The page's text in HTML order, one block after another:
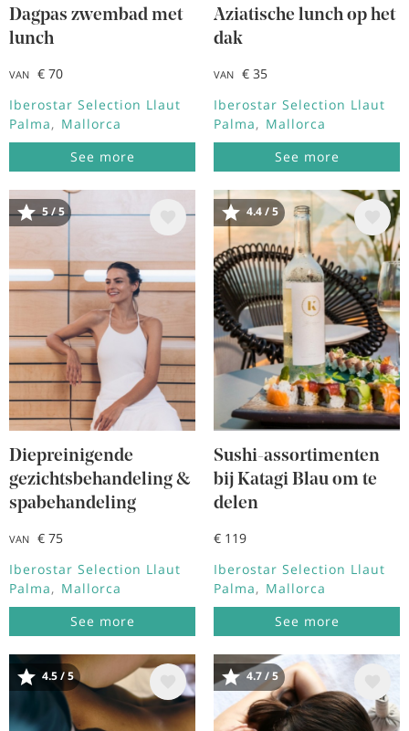
Dagpas zwembad met
lunch
VAN
€ 70
Iberostar Selection Llaut
Palma
Mallorca
See more
Aziatische lunch op het
dak
VAN
€ 35
Iberostar Selection Llaut
Palma
Mallorca
See more
Afbeelding
5 / 5
Diepreinigende
gezichtsbehandeling &
spabehandeling
VAN
€ 75
Iberostar Selection Llaut
Palma
Mallorca
See more
Afbeelding
4.4 / 5
Sushi-assortimenten
bij Katagi Blau om te
delen
€ 119
Iberostar Selection Llaut
Palma
Mallorca
See more
Afbeelding
4.5 / 5
Afbeelding
4.7 / 5